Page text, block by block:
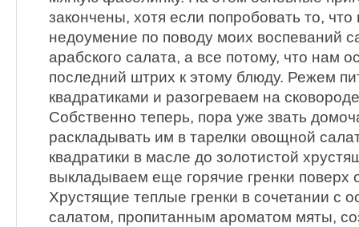
закончены, хотя если попробовать то, что
недоумение по поводу моих воспеваний
арабского салата, а все потому, что нам
последний штрих к этому блюду. Режем
квадратиками и разогреваем на
Собственно теперь, пора уже звать
раскладывать им в тарелки овощной
квадратики в масле до золотистой
выкладываем еще горячие гренки поверх
Хрустящие теплые гренки в сочетании с
салатом, пропитанным ароматом мяты,